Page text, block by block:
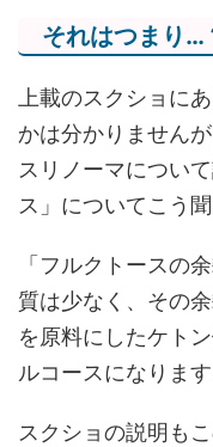
それはつまり…
上載のスクショに
かは分かりません
スリノーマについ
ス」についてこう
「フルクトースの
質は少なく、その
を原料にしたケト
ルコースになります
スクショの説明も